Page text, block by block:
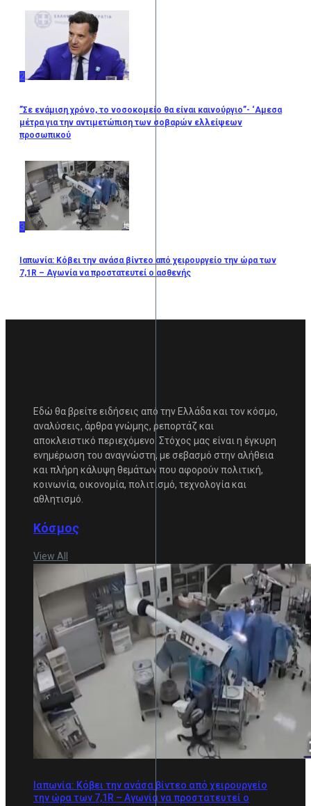
2
”Σε ενάμιση χρόνο, το νοσοκομείο θα είναι καινούργιο”- ‘Αμεσα
μέτρα για την αντιμετώπιση των σοβαρών ελλείψεων
προσωπικού
3
Ιαπωνία: Κόβει την ανάσα βίντεο από χειρουργείο την ώρα των
7,1R – Αγωνία να προστατευτεί ο ασθενής
Εδώ θα βρείτε ειδήσεις από την Ελλάδα και τον κόσμο,
αναλύσεις, άρθρα γνώμης, ρεπορτάζ και
αποκλειστικό περιεχόμενο. Στόχος μας είναι η έγκυρη
ενημέρωση του αναγνώστη, με σεβασμό στην αλήθεια
και πλήρη κάλυψη θεμάτων που αφορούν πολιτική,
κοινωνία, οικονομία, πολιτισμό, τεχνολογία και
αθλητισμό.
Κόσμος
View All
Ιαπωνία: Κόβει την ανάσα βίντεο από χειρουργείο
την ώρα των 7,1R – Αγωνία να προστατευτεί ο